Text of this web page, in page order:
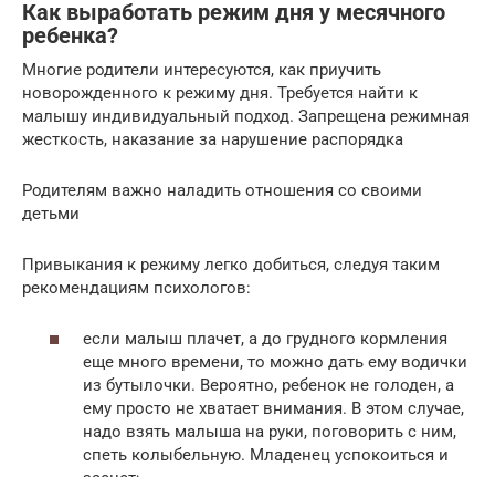
Как выработать режим дня у месячного
ребенка?
Многие родители интересуются, как приучить
новорожденного к режиму дня. Требуется найти к
малышу индивидуальный подход. Запрещена режимная
жесткость, наказание за нарушение распорядка
Родителям важно наладить отношения со своими
детьми
Привыкания к режиму легко добиться, следуя таким
рекомендациям психологов:
если малыш плачет, а до грудного кормления
еще много времени, то можно дать ему водички
из бутылочки. Вероятно, ребенок не голоден, а
ему просто не хватает внимания. В этом случае,
надо взять малыша на руки, поговорить с ним,
спеть колыбельную. Младенец успокоиться и